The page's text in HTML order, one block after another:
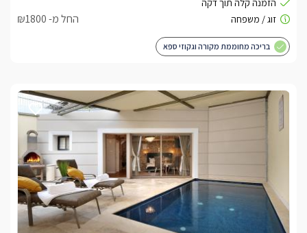
החל מ- ₪1800
בריכה מחוממת מקורה וגקוזי ספא